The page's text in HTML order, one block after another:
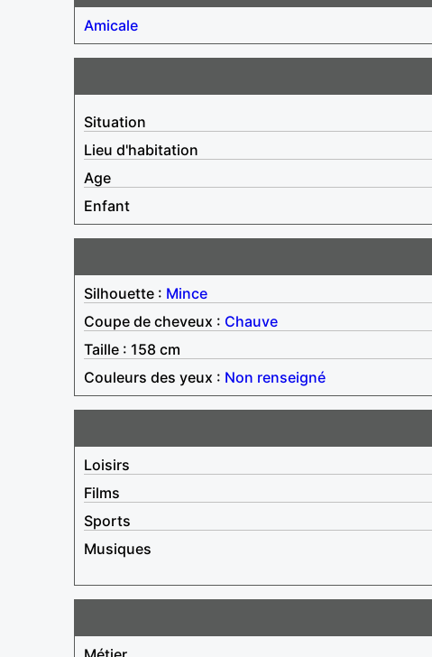
Amicale
Situation
Lieu d'habitation
Age
Enfant
Silhouette : Mince
Coupe de cheveux : Chauve
Taille : 158 cm
Couleurs des yeux : Non renseigné
Loisirs
Films
Sports
Musiques